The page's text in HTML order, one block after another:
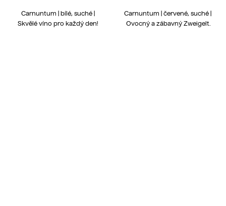
Carnuntum | bílé, suché |
Skvělé víno pro každý den!
Carnuntum | červené, suché |
Ovocný a zábavný Zweigelt.